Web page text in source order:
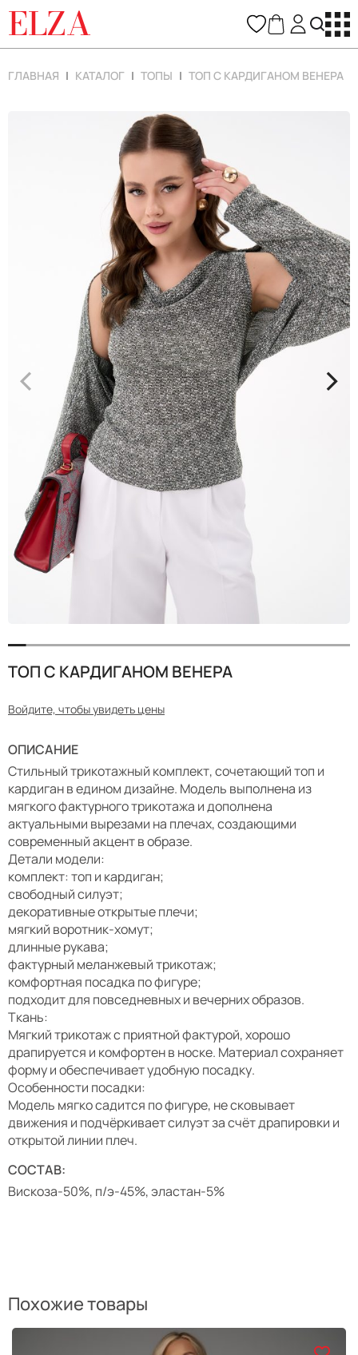
ELZA
ГЛАВНАЯ КАТАЛОГ ТОПЫ ТОП С КАРДИГАНОМ ВЕНЕРА
< >
ТОП С КАРДИГАНОМ ВЕНЕРА
Войдите, чтобы увидеть цены
ОПИСАНИЕ
Стильный трикотажный комплект, сочетающий топ и
кардиган в едином дизайне. Модель выполнена из
мягкого фактурного трикотажа и дополнена
актуальными вырезами на плечах, создающими
современный акцент в образе.
Детали модели:
комплект: топ и кардиган;
свободный силуэт;
декоративные открытые плечи;
мягкий воротник-хомут;
длинные рукава;
фактурный меланжевый трикотаж;
комфортная посадка по фигуре;
подходит для повседневных и вечерних образов.
Ткань:
Мягкий трикотаж с приятной фактурой, хорошо
драпируется и комфортен в носке. Материал сохраняет
форму и обеспечивает удобную посадку.
Особенности посадки:
Модель мягко садится по фигуре, не сковывает
движения и подчёркивает силуэт за счёт драпировки и
открытой линии плеч.
СОСТАВ:
Вискоза-50%, п/э-45%, эластан-5%
Похожие товары